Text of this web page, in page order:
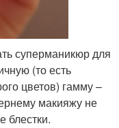
суперманикюр для
(то есть
цветов) гамму –
макияжу не
блестки.